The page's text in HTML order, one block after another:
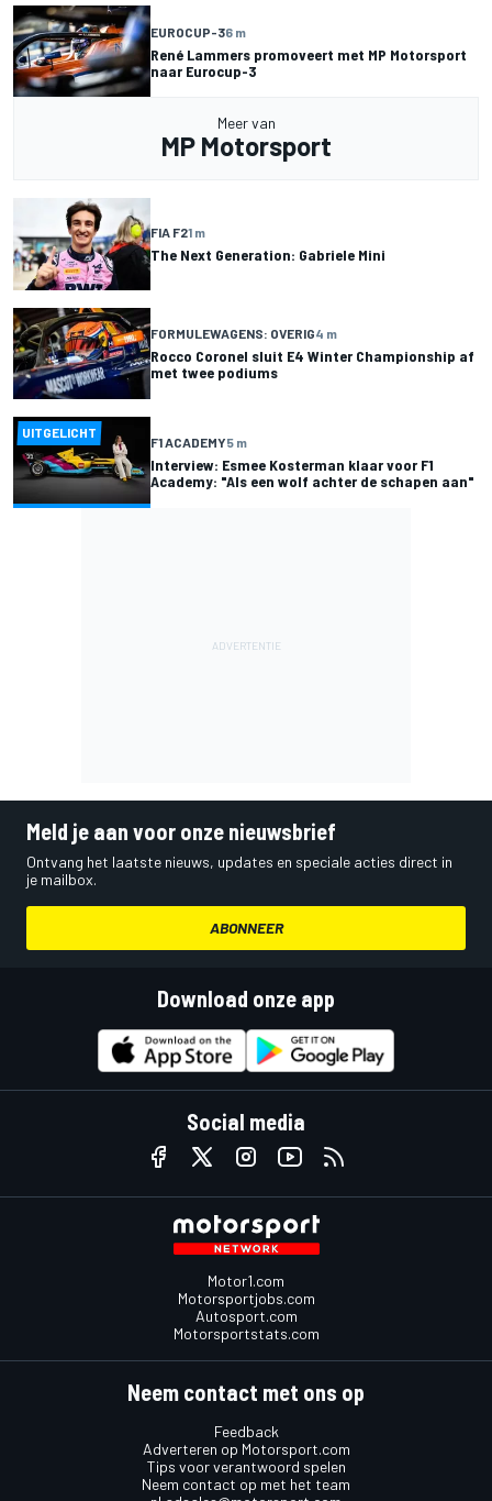
EUROCUP-36 m
René Lammers promoveert met MP Motorsport
naar Eurocup-3
Meer van
MP Motorsport
FIA F21 m
The Next Generation: Gabriele Mini
FORMULEWAGENS: OVERIG4 m
Rocco Coronel sluit E4 Winter Championship af
met twee podiums
UITGELICHT
F1 ACADEMY5 m
Interview: Esmee Kosterman klaar voor F1
Academy: "Als een wolf achter de schapen aan"
Meld je aan voor onze nieuwsbrief
Ontvang het laatste nieuws, updates en speciale acties direct in
je mailbox.
ABONNEER
Download onze app
Social media
Motor1.com
Motorsportjobs.com
Autosport.com
Motorsportstats.com
Neem contact met ons op
Feedback
Adverteren op Motorsport.com
Tips voor verantwoord spelen
Neem contact op met het team